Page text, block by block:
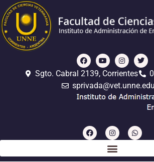
Sgto. Cabral 2139, Corrientes